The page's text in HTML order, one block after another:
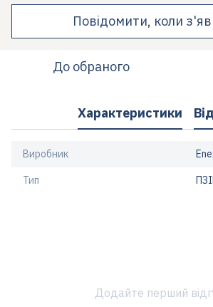
Повідомити, коли
До обраного
Характеристики
Виробник
Тип
Додайте перший